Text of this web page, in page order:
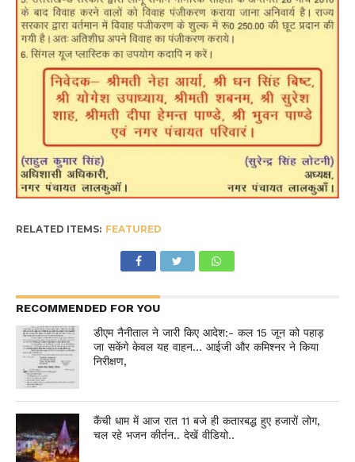
RELATED ITEMS: FEATURED
RECOMMENDED FOR YOU
डीएम नैनीताल ने जारी किए आदेश:- कल 15 जून को पहाड़
जा सकेंगे केवल यह वाहन… आईजी और कमिश्नर ने किया
निरीक्षण,
कैंची धाम में आज रात 11 बजे ही कतारबद्ध हुए हजारों लोग,
चल रहे भजन कीर्तन.. देखें वीडियो..